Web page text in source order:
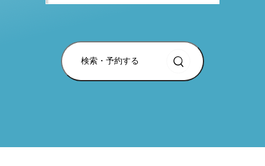
検索・予約する